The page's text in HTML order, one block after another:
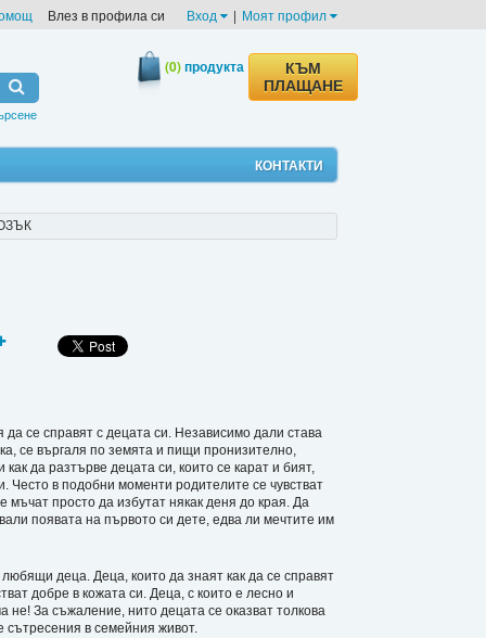
Влез в профила си Вход | Моят профил
(0)продукта
КЪМ
ПЛАЩАНЕ
КОНТАКТИ
се справят с децата си. Независимо дали става
се въргаля по земята и пищи пронизително,
да разтърве децата си, които се карат и бият,
Често в подобни моменти родителите се чувстват
просто да избутат някак деня до края. Да
появата на първото си дете, едва ли мечтите им
деца. Деца, които да знаят как да се справят
добре в кожата си. Деца, с които е лесно и
За съжаление, нито децата се оказват толкова
сътресения в семейния живот.